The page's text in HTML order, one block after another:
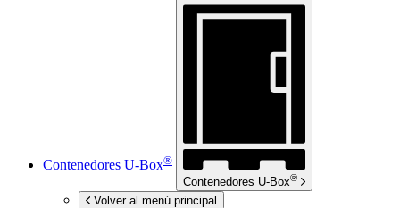
Contenedores U-Box®
Contenedores U-Box®
Volver al menú principal